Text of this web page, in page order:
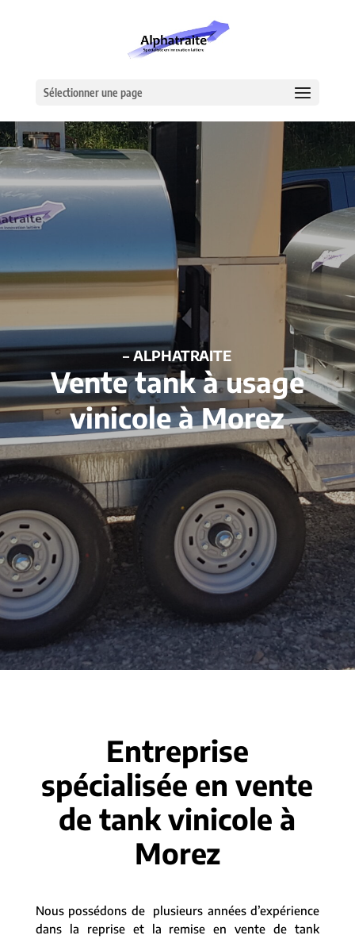
Sélectionner une page
– ALPHATRAITE
Vente tank à usage
vinicole à Morez
Entreprise
spécialisée en vente
de tank vinicole à
Morez
Nous possédons de plusieurs années d’expérience
dans la reprise et la remise en vente de tank